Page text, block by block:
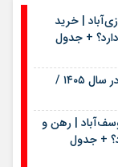
| خرید
دارد؟ + جدول
هشتمین عرضه اولیه فرابورس در سال ۱۴۰۵ /
| رهن و
+ جدول